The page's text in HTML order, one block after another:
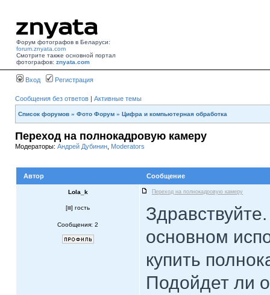
Форум фотографов в Беларуси:
forum.znyata.com
Смотрите также основной портал
фотографов: znyata.com
Вход Регистрация
Сообщения без ответов | Активные темы
Список форумов » Фото Форум » Цифра и компьютерная обработка
Переход на полнокадровую камеру
Модераторы: Андрей Дубинин Moderators
Автор Сообщение
Lola_k Переход на полнокадровую камеру
[ ] гость
Сообщения: 2
основном
купить
Подойдет ли